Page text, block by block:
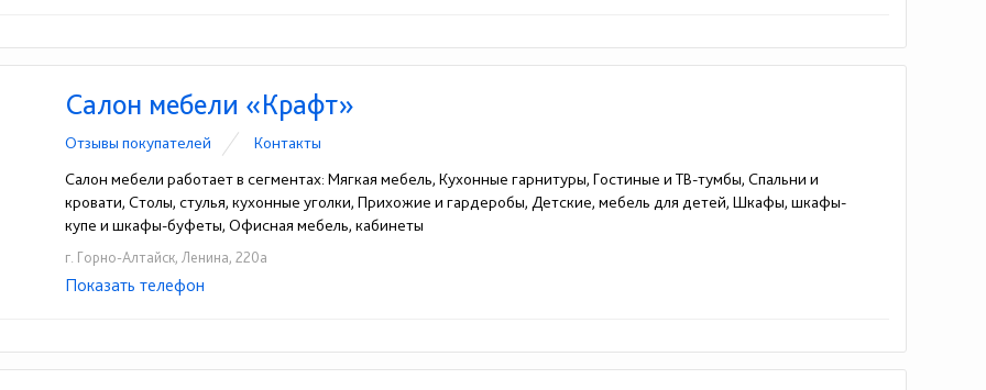
Салон мебели «Крафт»
Отзывы покупателей
Контакты
Салон мебели работает в сегментах: Мягкая мебель, Кухонные гарнитуры, Гостиные и ТВ-тумбы, Спальни и
кровати, Столы, стулья, кухонные уголки, Прихожие и гардеробы, Детские, мебель для детей, Шкафы, шкафы-
купе и шкафы-буфеты, Офисная мебель, кабинеты
г. Горно-Алтайск, Ленина, 220а
☎+7-906-961-26-73
Показать телефон